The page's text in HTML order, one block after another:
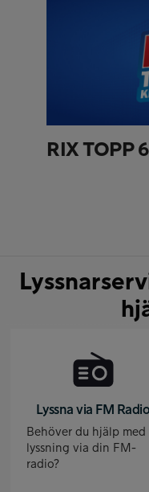
RIX TOPP
Lyssna via FM Radio
Behöver du hjälp med
lyssning via din FM-
radio?